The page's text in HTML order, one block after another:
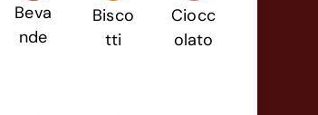
Beva
nde
Bisco
tti
Ciocc
olato